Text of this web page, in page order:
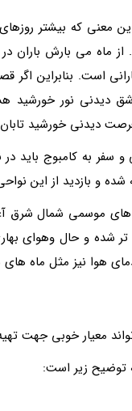
معنی که بیشتر
ماه می بارش باران در
است. بنابراین اگر
دیدنی نور خورشید
فرصت دیدنی خورشید
به کامبوج باید در
و بازدید از این
موسمی شمال
و حال وهوای
هوا نیز مثل ماه
معیار خوبی جهت
توضیح زیر است: